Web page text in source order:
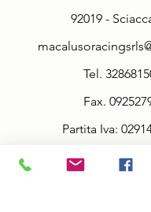
92019 -
Tel.
Fax.
Partita Iva: